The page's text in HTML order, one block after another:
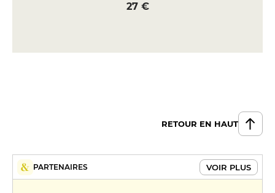
27 €
RETOUR EN HAUT
PARTENAIRES VOIR PLUS